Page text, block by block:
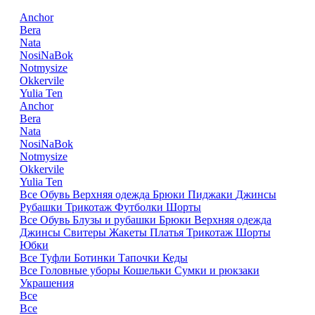
Anchor
Bera
Nata
NosiNaBok
Notmysize
Okkervile
Yulia Ten
Anchor
Bera
Nata
NosiNaBok
Notmysize
Okkervile
Yulia Ten
Все Обувь Верхняя одежда Брюки Пиджаки Джинсы
Рубашки Трикотаж Футболки Шорты
Все Обувь Блузы и рубашки Брюки Верхняя одежда
Джинсы Свитеры Жакеты Платья Трикотаж Шорты
Юбки
Все Туфли Ботинки Тапочки Кеды
Все Головные уборы Кошельки Сумки и рюкзаки
Украшения
Все
Все